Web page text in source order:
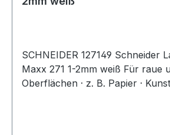
SCHNEIDER 127149 Schneider
Maxx 271 1-2mm weiß Für raue und glatte
Oberflächen · z. B. Papier ·